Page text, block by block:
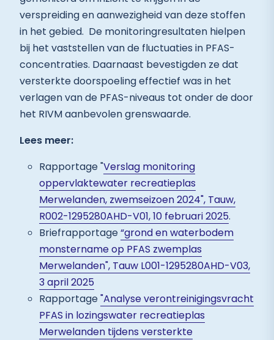
verspreiding en aanwezigheid van deze stoffen
in het gebied. De monitoringresultaten hielpen
bij het vaststellen van de fluctuaties in PFAS-
concentraties. Daarnaast bevestigden ze dat
versterkte doorspoeling effectief was in het
verlagen van de PFAS-niveaus tot onder de door
het RIVM aanbevolen grenswaarde.
Lees meer:
Rapportage "Verslag monitoring
oppervlaktewater recreatieplas
Merwelanden, zwemseizoen 2024", Tauw,
R002-1295280AHD-V01, 10 februari 2025.
Briefrapportage“grond en waterbodem
monstername op PFAS zwemplas
Merwelanden", Tauw L001-1295280AHD-V03,
3 april 2025
Rapportage"Analyse verontreinigingsvracht
PFAS in lozingswater recreatieplas
Merwelanden tijdens versterkte